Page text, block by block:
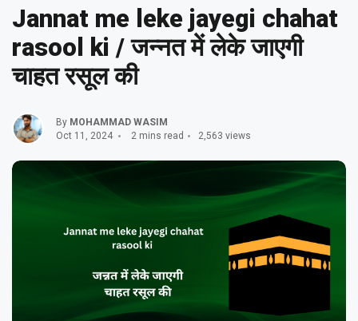
Jannat me leke jayegi chahat
rasool ki / जन्नत में लेके जाएगी
चाहत रसूल की
By MOHAMMAD WASIM
Oct 11, 2024
2 mins read 2,563 views